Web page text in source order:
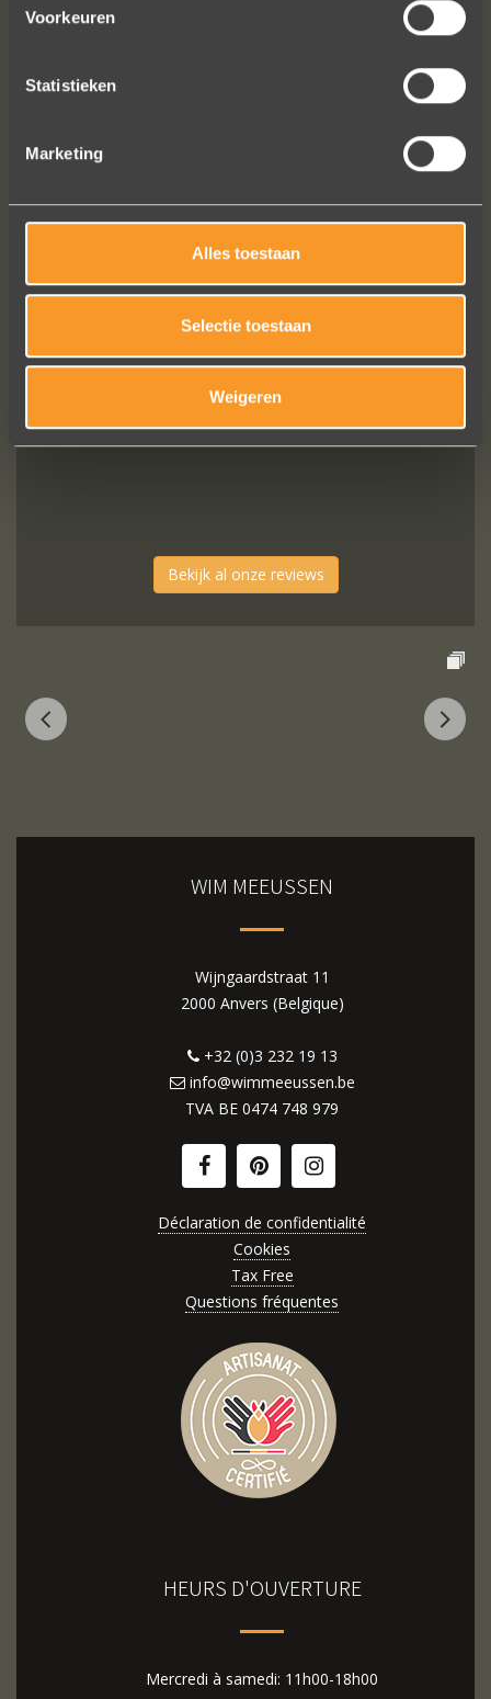
Voorkeuren
Statistieken
Marketing
Alles toestaan
Selectie toestaan
Weigeren
SUIVEZ-NOUS SUR LES MÉDIAS SOCIAUX
Heel blij met onze trouwringen! Ruime
steeds heel vriendelijk geholpen.
Naomi Ilsbroux
Bekijk al onze reviews
WIM MEEUSSEN
Wijngaardstraat 11
2000 Anvers (Belgique)
+32 (0)3 232 19 13
info@wimmeeussen.be
TVA BE 0474 748 979
Déclaration de confidentialité
Cookies
Tax Free
Questions fréquentes
HEURS D'OUVERTURE
Mercredi à samedi: 11h00-18h00